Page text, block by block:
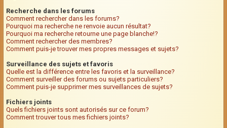
Recherche dans les forums
Comment rechercher dans les forums?
Pourquoi ma recherche ne renvoie aucun résultat?
Pourquoi ma recherche retourne une page blanche!?
Comment rechercher des membres?
Comment puis-je trouver mes propres messages et sujets?
Surveillance des sujets et favoris
Quelle est la différence entre les favoris et la surveillance?
Comment surveiller des forums ou sujets particuliers?
Comment puis-je supprimer mes surveillances de sujets?
Fichiers joints
Quels fichiers joints sont autorisés sur ce forum?
Comment trouver tous mes fichiers joints?